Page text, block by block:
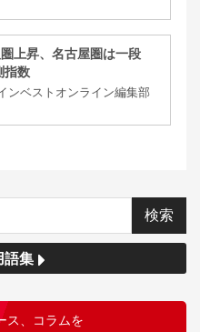
上昇、名古屋圏は一段
指数
ンベストオンライン編集部
語集
ス、コラムを